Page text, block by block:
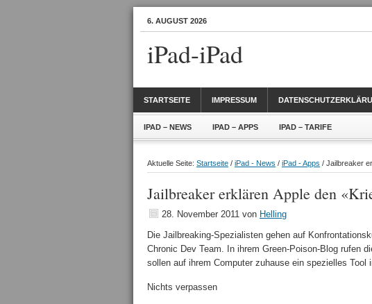
6. AUGUST 2026
iPad-iPad
STARTSEITE IMPRESSUM
IPAD – NEWS IPAD – APPS IPAD – TARIFE
Aktuelle Seite: Startseite / iPad - News / iPad - Apps / Jailbreaker
Jailbreaker erklären Apple den
28. November 2011 von Helling
Die Jailbreaking-Spezialisten gehen auf
Chronic Dev Team. In ihrem Green-Poison-Blog rufen
sollen auf ihrem Computer zuhause ein spezielles Tool
Nichts verpassen